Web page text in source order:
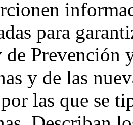
para
Prevención
y de las
las que se